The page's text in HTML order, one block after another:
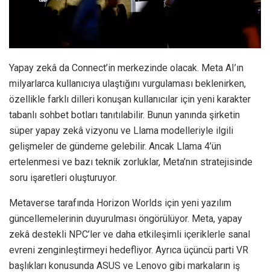
Yapay zekâ da Connect’in merkezinde olacak. Meta AI’ın
milyarlarca kullanıcıya ulaştığını vurgulaması beklenirken,
özellikle farklı dilleri konuşan kullanıcılar için yeni karakter
tabanlı sohbet botları tanıtılabilir. Bunun yanında şirketin
süper yapay zekâ vizyonu ve Llama modelleriyle ilgili
gelişmeler de gündeme gelebilir. Ancak Llama 4’ün
ertelenmesi ve bazı teknik zorluklar, Meta’nın stratejisinde
soru işaretleri oluşturuyor.
Metaverse tarafında Horizon Worlds için yeni yazılım
güncellemelerinin duyurulması öngörülüyor. Meta, yapay
zekâ destekli NPC’ler ve daha etkileşimli içeriklerle sanal
evreni zenginleştirmeyi hedefliyor. Ayrıca üçüncü parti VR
başlıkları konusunda ASUS ve Lenovo gibi markaların iş